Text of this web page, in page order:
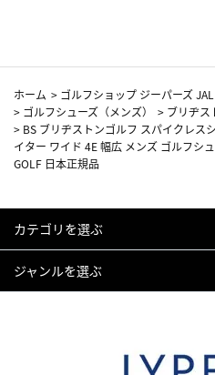
ホーム > ゴルフショップ ジーパーズ
> ゴルフシューズ（メンズ） > ブリヂス
> BS ブリヂストンゴルフ スパイクレス
イター ワイド 4E 幅広 メンズ ゴルフシ
GOLF 日本正規品
カテゴリを選ぶ
ジャンルを選ぶ